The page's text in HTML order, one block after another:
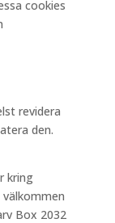
cookies
revidera
den.
kring
Box 2032